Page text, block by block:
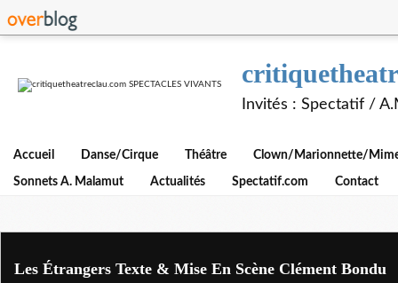
Invités : Spectatif /
Accueil Danse/Cirque Théâtre Clown/Marionnette/
Sonnets A. Malamut Actualités Spectatif.com Contact
Les Étrangers Texte & Mise En Scène Clément Bondu